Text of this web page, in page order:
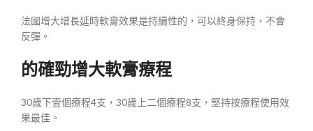
法國增大增長延時軟膏效果是持續性的，可以終身保持，不會
反彈。
的確勁增大軟膏療程
30歲下壹個療程4支，30歲上二個療程8支，堅持按療程使用效
果最佳。